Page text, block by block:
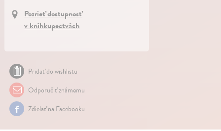
Pozrieť dostupnosť
v kníhkupectvách
Pridať do wishlistu
Odporučiť známemu
Zdielať na Facebooku